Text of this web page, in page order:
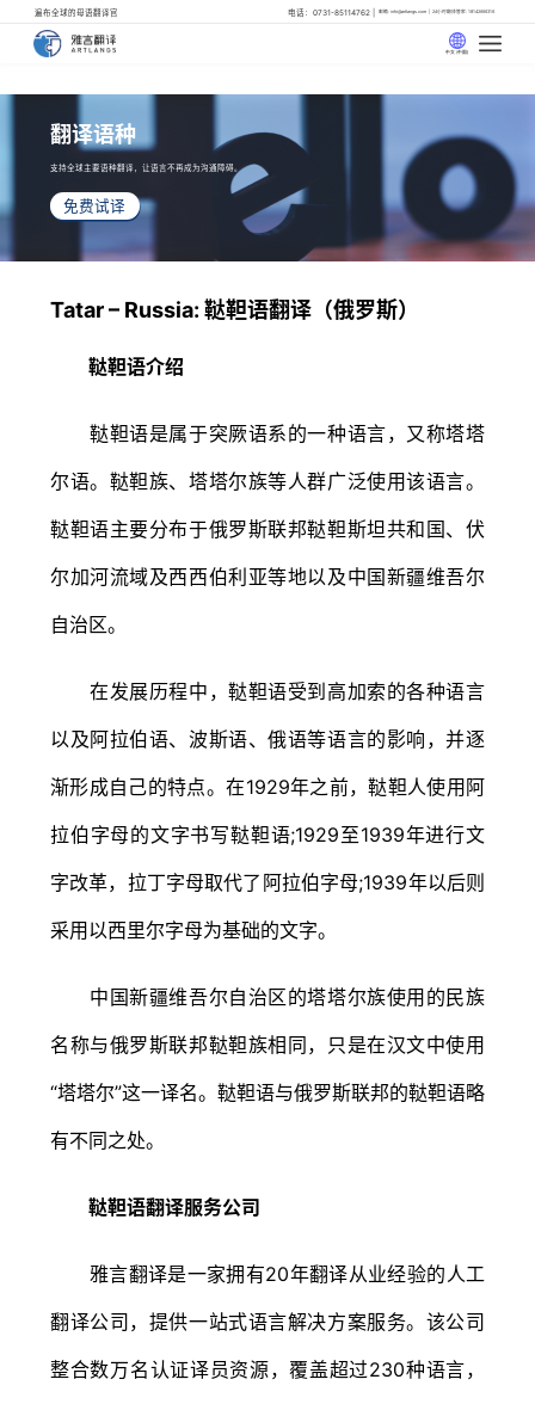
遍布全球的母语翻译官 电话：0731-85114762 邮箱: info@artlangs.com 24小时翻译管家: 18142666316
中文 (中国)
翻译语种
支持全球主要语种翻译，让语言不再成为沟通障碍。
免费试译
Tatar – Russia: 鞑靼语翻译（俄罗斯）
鞑靼语介绍
鞑靼语是属于突厥语系的一种语言，又称塔塔
尔语。鞑靼族、塔塔尔族等人群广泛使用该语言。
鞑靼语主要分布于俄罗斯联邦鞑靼斯坦共和国、伏
尔加河流域及西西伯利亚等地以及中国新疆维吾尔
自治区。
在发展历程中，鞑靼语受到高加索的各种语言
以及阿拉伯语、波斯语、俄语等语言的影响，并逐
渐形成自己的特点。在1929年之前，鞑靼人使用阿
拉伯字母的文字书写鞑靼语;1929至1939年进行文
字改革，拉丁字母取代了阿拉伯字母;1939年以后则
采用以西里尔字母为基础的文字。
中国新疆维吾尔自治区的塔塔尔族使用的民族
名称与俄罗斯联邦鞑靼族相同，只是在汉文中使用
“塔塔尔”这一译名。鞑靼语与俄罗斯联邦的鞑靼语略
有不同之处。
鞑靼语翻译服务公司
雅言翻译是一家拥有20年翻译从业经验的人工
翻译公司，提供一站式语言解决方案服务。该公司
整合数万名认证译员资源，覆盖超过230种语言，